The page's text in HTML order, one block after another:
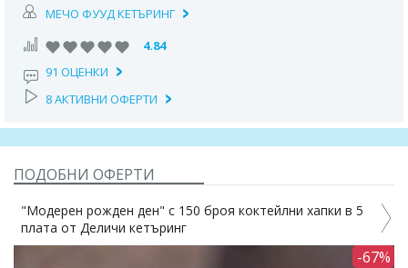
МЕЧО ФУУД КЕТЪРИНГ
4.84
91 ОЦЕНКИ
8 АКТИВНИ ОФЕРТИ
ПОДОБНИ ОФЕРТИ
"Модерен рожден ден" с 150 броя коктейлни хапки в 5
плата от Деличи кетъринг
-67%